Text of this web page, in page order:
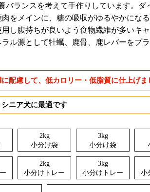
バランスを考えて手作りしています。ダ
をメインに、糖の吸収がゆるやかにな
し腹持ちが良いよう食物繊維が多いキ
ル源として牡蠣、鹿骨、鹿レバーをプ
配慮して、低カロリー・低脂質に仕上げま
ニア犬に最適です
2kg
小分け袋
3kg
小分け袋
2kg
小分けトレー
3kg
小分けトレー
小